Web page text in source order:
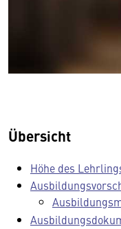
Übersicht
Höhe des